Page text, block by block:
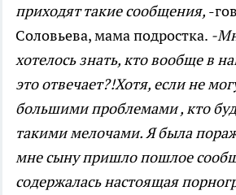
приходят такие сообщения, -
Соловьева, мама подростка. -
хотелось знать, кто вообще в
это отвечает?!Хотя, если не
большими проблемами , кто
такими мелочами. Я была
мне сыну пришло пошлое
содержалась настоящая